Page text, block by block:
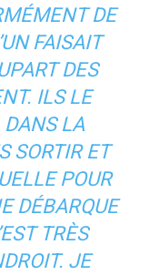
DE
FAISAIT
DES
ILS LE
DANS LA
SORTIR ET
POUR
DÉBARQUE
TRÈS
JE